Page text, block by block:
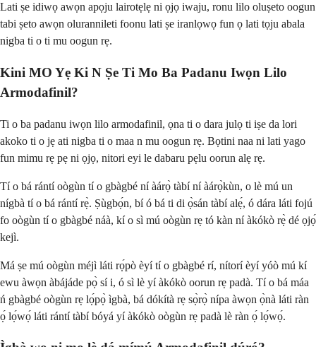
Lati ṣe idiwọ awọn apọju lairotẹlẹ ni ọjọ iwaju, ronu lilo oluṣeto oogun
tabi ṣeto awọn olurannileti foonu lati ṣe iranlọwọ fun ọ lati tọju abala
nigba ti o ti mu oogun rẹ.
Kini MO Yẹ Ki N Ṣe Ti Mo Ba Padanu Iwọn Lilo
Armodafinil?
Ti o ba padanu iwọn lilo armodafinil, ọna ti o dara julọ ti iṣe da lori
akoko ti o jẹ ati nigba ti o maa n mu oogun rẹ. Bọtini naa ni lati yago
fun mimu rẹ pẹ ni ọjọ, nitori eyi le dabaru pẹlu oorun alẹ rẹ.
Tí o bá rántí oògùn tí o gbàgbé ní àárọ̀ tàbí ní àárọ̀kùn, o lè mú un
nígbà tí o bá rántí rẹ̀. Ṣùgbọ́n, bí ó bá ti di ọ̀sán tàbí alẹ́, ó dára láti fojú
fo oògùn tí o gbàgbé náà, kí o sì mú oògùn rẹ tó kàn ní àkókò rẹ̀ dé ọjọ́
kejì.
Má ṣe mú oògùn méjì láti rọ́pò èyí tí o gbàgbé rí, nítorí èyí yóò mú kí
ewu àwọn àbájáde pọ̀ sí i, ó sì lè yí àkókò oorun rẹ padà. Tí o bá máa
ń gbàgbé oògùn rẹ lọ́pọ̀ ìgbà, bá dókítà rẹ sọ̀rọ̀ nípa àwọn ọ̀nà láti ràn
ọ́ lọ́wọ́ láti rántí tàbí bóyá yí àkókò oògùn rẹ padà lè ràn ọ́ lọ́wọ́.